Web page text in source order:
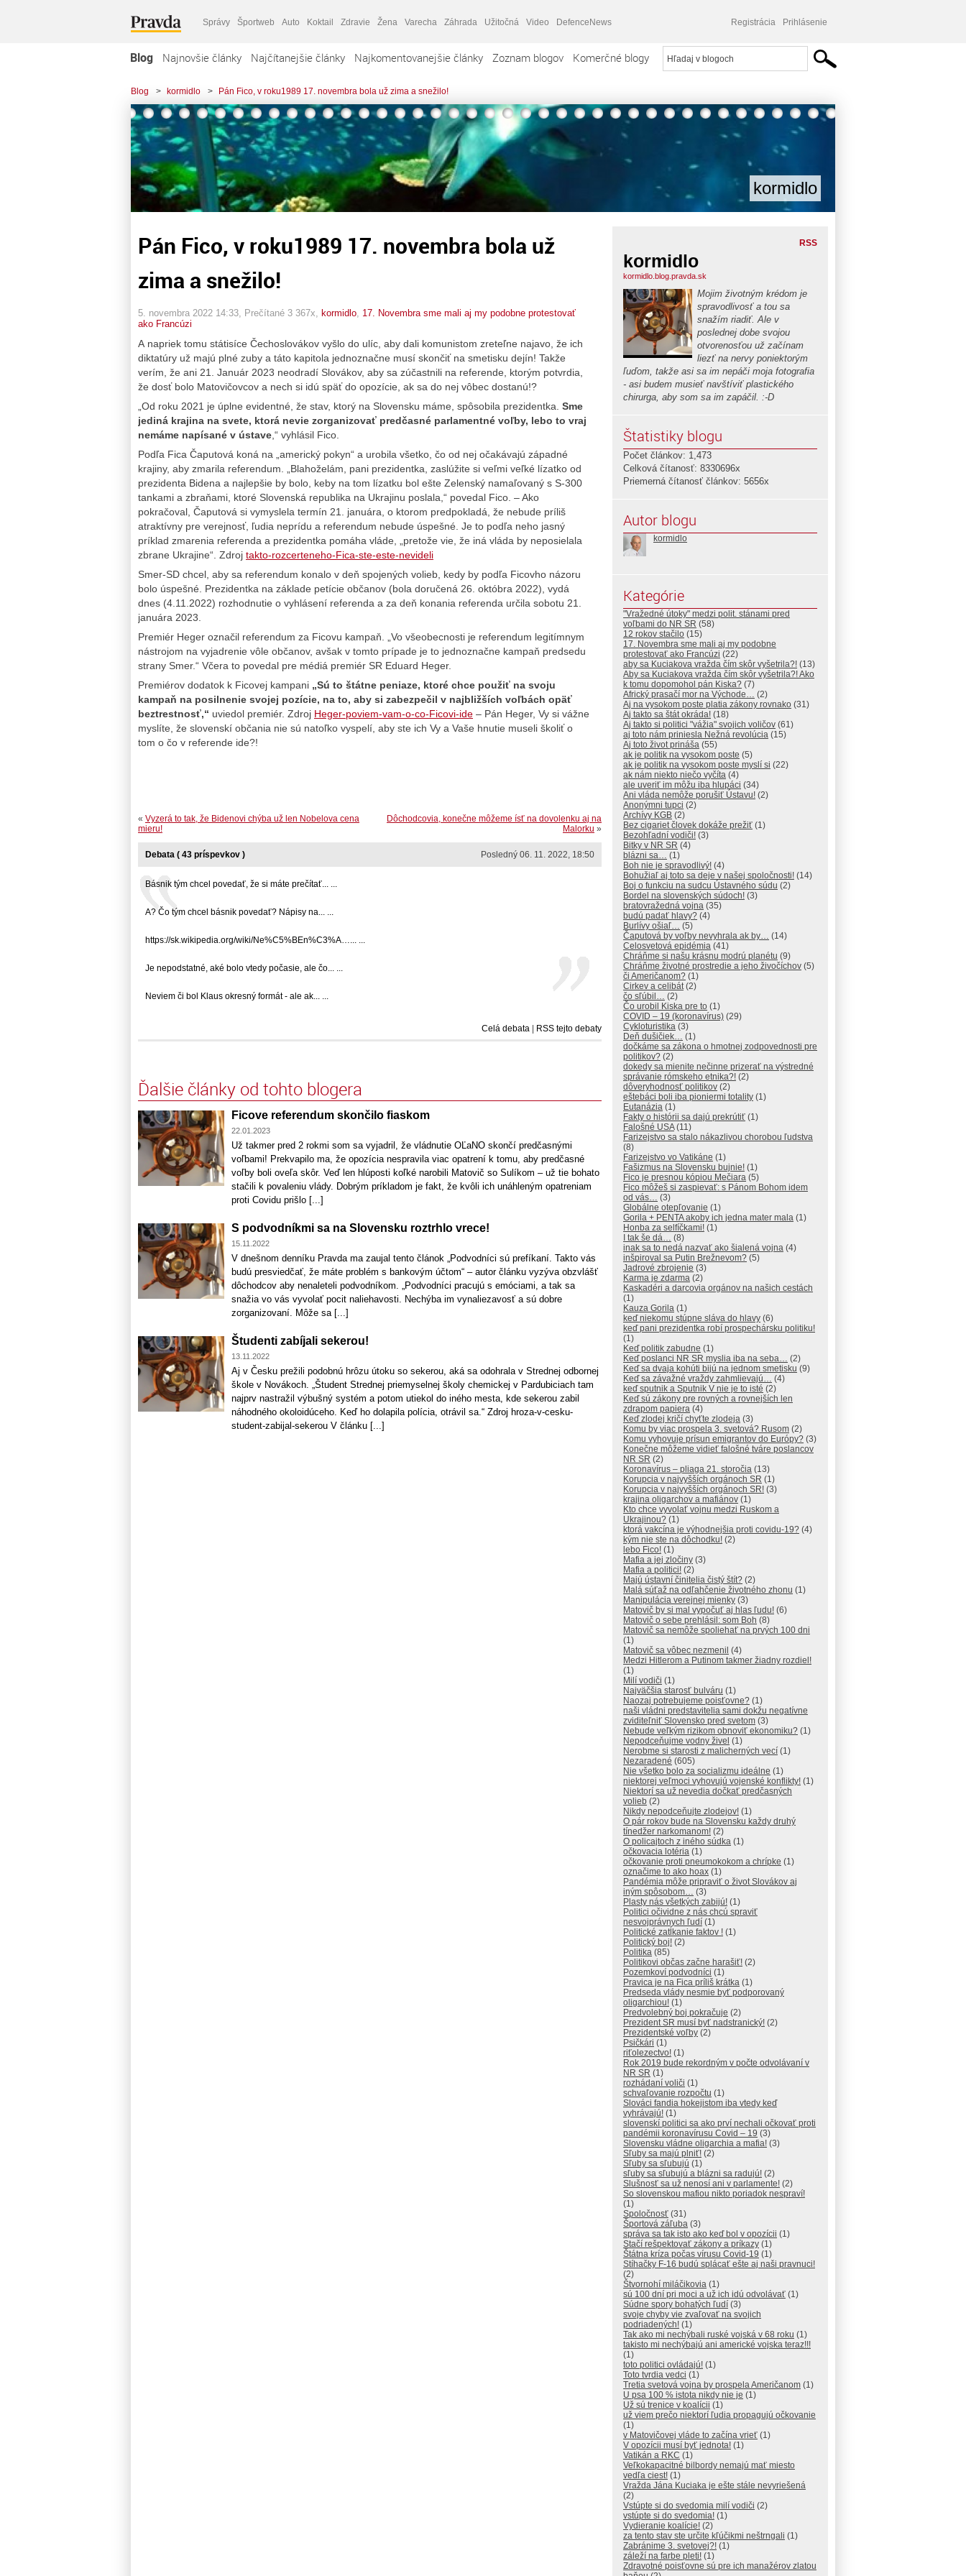
Správy Športweb Auto Koktail Zdravie Žena Varecha Záhrada Užitočná Video DefenceNews Registrácia Prihlásenie
Blog Najnovšie články Najčítanejšie články Najkomentovanejšie články Zoznam blogov Komerčné blogy
Blog > kormidlo > Pán Fico, v roku1989 17. novembra bola už zima a snežilo!
kormidlo
Pán Fico, v roku1989 17. novembra bola už
zima a snežilo!
5. novembra 2022 14:33 , Prečítané 3 367x, kormidlo 17. Novembra sme mali aj my podobne protestovať
ako Francúzi
A napriek tomu státisíce Čechoslovákov vyšlo do ulíc, aby dali komunistom zreteľne najavo, že ich
diktatúry už majú plné zuby a táto kapitola jednoznačne musí skončiť na smetisku dejín! Takže
verím, že ani 21. Január 2023 neodradí Slovákov, aby sa zúčastnili na referende, ktorým potvrdia,
že dosť bolo Matovičovcov a nech si idú späť do opozície, ak sa do nej vôbec dostanú!?
„Od roku 2021 je úplne evidentné, že stav, ktorý na Slovensku máme, spôsobila prezidentka. Sme
jediná krajina na svete, ktorá nevie zorganizovať predčasné parlamentné voľby, lebo to vraj
nemáme napísané v ústave ,“ vyhlásil Fico.
Podľa Fica Čaputová koná na „americký pokyn“ a urobila všetko, čo od nej očakávajú západné
krajiny, aby zmarila referendum. „Blahoželám, pani prezidentka, zaslúžite si veľmi veľké lízatko od
prezidenta Bidena a najlepšie by bolo, keby na tom lízatku bol ešte Zelenský namaľovaný s S-300
tankami a zbraňami, ktoré Slovenská republika na Ukrajinu poslala,“ povedal Fico. – Ako
pokračoval, Čaputová si vymyslela termín 21. januára, o ktorom predpokladá, že nebude príliš
atraktívny pre verejnosť, ľudia neprídu a referendum nebude úspešné. Je to podľa neho jasný
príklad zmarenia referenda a prezidentka pomáha vláde, „pretože vie, že iná vláda by neposielala
zbrane Ukrajine“. Zdroj takto-rozcerteneho-Fica-ste-este-nevideli
Smer-SD chcel, aby sa referendum konalo v deň spojených volieb, kedy by podľa Ficovho názoru
bolo úspešné. Prezidentka na základe petície občanov (bola doručená 26. októbra 2022), vydá
dnes (4.11.2022) rozhodnutie o vyhlásení referenda a za deň konania referenda určila sobotu 21.
januára 2023.
Premiér Heger označil referendum za Ficovu kampaň. „Vo všeobecnosti je referendum legitímnym
nástrojom na vyjadrenie vôle občanov, avšak v tomto prípade je to jednoznačne kampaň predsedu
strany Smer.“ Včera to povedal pre médiá premiér SR Eduard Heger.
Premiérov dodatok k Ficovej kampani „Sú to štátne peniaze, ktoré chce použiť na svoju
kampaň na posilnenie svojej pozície, na to, aby si zabezpečil v najbližších voľbách opäť
beztrestnosť,“ uviedol premiér. Zdroj Heger-poviem-vam-o-co-Ficovi-ide – Pán Heger, Vy si vážne
myslíte, že slovenskí občania nie sú natoľko vyspelí, aby ste ich Vy a Vaše hnutie museli školiť o
tom o čo v referende ide?!
Dôchodcovia, konečne môžeme ísť na dovolenku aj na
Malorku »
« Vyzerá to tak, že Bidenovi chýba už len Nobelova cena
mieru!
Posledný 06. 11. 2022, 18:50
Debata ( 43 príspevkov )
Básnik tým chcel povedať, že si máte prečítať... ...
A? Čo tým chcel básnik povedať? Nápisy na... ...
https://sk.wikipedia.org/wiki/Ne%C5%BEn%C3%A…... ...
Je nepodstatné, aké bolo vtedy počasie, ale čo... ...
Neviem či bol Klaus okresný formát - ale ak... ...
Celá debata RSS tejto debaty
Ďalšie články od tohto blogera
Ficove referendum skončilo fiaskom
22.01.2023
Už takmer pred 2 rokmi som sa vyjadril, že vládnutie OĽaNO skončí predčasnými
voľbami! Prekvapilo ma, že opozícia nespravila viac opatrení k tomu, aby predčasné
voľby boli oveľa skôr. Veď len hlúposti koľké narobili Matovič so Sulíkom – už tie bohato
stačili k povaleniu vlády. Dobrým príkladom je fakt, že kvôli ich unáhleným opatreniam
proti Covidu prišlo [...]
S podvodníkmi sa na Slovensku roztrhlo vrece!
15.11.2022
V dnešnom denníku Pravda ma zaujal tento článok „Podvodníci sú prefíkaní. Takto vás
budú presviedčať, že máte problém s bankovým účtom“ – autor článku vyzýva obzvlášť
dôchodcov aby nenaleteli podvodníkom. „Podvodníci pracujú s emóciami, a tak sa
snažia vo vás vyvolať pocit naliehavosti. Nechýba im vynaliezavosť a sú dobre
zorganizovaní. Môže sa [...]
Študenti zabíjali sekerou!
13.11.2022
Aj v Česku prežili podobnú hrôzu útoku so sekerou, aká sa odohrala v Strednej odbornej
škole v Novákoch. „Študent Strednej priemyselnej školy chemickej v Pardubiciach tam
najprv nastražil výbušný systém a potom utiekol do iného mesta, kde sekerou zabil
náhodného okoloidúceho. Keď ho dolapila polícia, otrávil sa.“ Zdroj hroza-v-cesku-
student-zabijal-sekerou V článku [...]
RSS
kormidlo
kormidlo.blog.pravda.sk
Mojim životným krédom je
spravodlivosť a tou sa
snažím riadiť. Ale v
poslednej dobe svojou
otvorenosťou už začínam
liezť na nervy poniektorým
ľuďom, takže asi sa im nepáči moja fotografia
- asi budem musieť navštíviť plastického
chirurga, aby som sa im zapáčil. :-D
Štatistiky blogu
Počet článkov: 1,473
Celková čítanosť: 8330696x
Priemerná čítanosť článkov: 5656x
Autor blogu
kormidlo
Kategórie
"Vražedné útoky" medzi polit. stánami pred
voľbami do NR SR (58)
12 rokov stačilo (15)
17. Novembra sme mali aj my podobne
protestovať ako Francúzi (22)
aby sa Kuciakova vražda čím skôr vyšetrila?! (13)
Aby sa Kuciakova vražda čím skôr vyšetrila?! Ako
k tomu dopomohol pán Kiska? (7)
Africký prasačí mor na Východe… (2)
Aj na vysokom poste platia zákony rovnako (31)
Aj takto sa štát okráda! (18)
Aj takto si politici "vážia" svojich voličov (61)
aj toto nám priniesla Nežná revolúcia (15)
Aj toto život prináša (55)
ak je politik na vysokom poste (5)
ak je politik na vysokom poste myslí si (22)
ak nám niekto niečo vyčíta (4)
ale uveriť im môžu iba hlupáci (34)
Ani vláda nemôže porušiť Ústavu! (2)
Anonýmni tupci (2)
Archívy KGB (2)
Bez cigariet človek dokáže prežiť (1)
Bezohľadní vodiči! (3)
Bitky v NR SR (4)
blázni sa… (1)
Boh nie je spravodlivý! (4)
Bohužiaľ aj toto sa deje v našej spoločnosti! (14)
Boj o funkciu na sudcu Ústavného súdu (2)
Bordel na slovenských súdoch! (3)
bratovražedná vojna (35)
budú padať hlavy? (4)
Burlívy ošiaľ… (5)
Čaputová by voľby nevyhrala ak by… (14)
Celosvetová epidémia (41)
Chráňme si našu krásnu modrú planétu (9)
Chráňme životné prostredie a jeho živočíchov (5)
či Američanom? (1)
Cirkev a celibát(2)
čo sľúbil… (2)
Čo urobil Kiska pre to (1)
COVID – 19 (koronavírus) (29)
Cykloturistika (3)
Deň dušičiek… (1)
dočkáme sa zákona o hmotnej zodpovednosti pre
politikov? (2)
dokedy sa mienite nečinne prizerať na výstredné
správanie rómskeho etnika?! (2)
dôveryhodnosť politikov (2)
eštebáci boli iba pioniermi totality (1)
Eutanázia (1)
Fakty o histórii sa dajú prekrútiť (1)
Falošné USA(11)
Farizejstvo sa stalo nákazlivou chorobou ľudstva
(8)
Farizejstvo vo Vatikáne (1)
Fašizmus na Slovensku bujnie! (1)
Fico je presnou kópiou Mečiara (5)
Fico môžeš si zaspievať: s Pánom Bohom idem
od vás… (3)
Globálne otepľovanie (1)
Gorila + PENTA akoby ich jedna mater mala (1)
Honba za selfíčkami! (1)
I tak še dá… (8)
inak sa to nedá nazvať ako šialená vojna (4)
inšpiroval sa Putin Brežnevom? (5)
Jadrové zbrojenie (3)
Karma je zdarma (2)
Kaskadéri a darcovia orgánov na našich cestách
(1)
Kauza Gorila (1)
keď niekomu stúpne sláva do hlavy (6)
keď pani prezidentka robí prospechársku politiku!
(1)
Keď politik zabudne (1)
Keď poslanci NR SR myslia iba na seba… (2)
Keď sa dvaja kohúti bijú na jednom smetisku (9)
Keď sa závažné vraždy zahmlievajú… (4)
keď sputnik a Sputnik V nie je to isté (2)
Keď sú zákony pre rovných a rovnejších len
zdrapom papiera (4)
Keď zlodej kričí chyťte zlodeja (3)
Komu by viac prospela 3. svetová? Rusom (2)
Komu vyhovuje prísun emigrantov do Európy? (3)
Konečne môžeme vidieť falošné tváre poslancov
NR SR (2)
Koronavírus – pliaga 21. storočia (13)
Korupcia v najvyšších orgánoch SR (1)
Korupcia v najvyšších orgánoch SR! (3)
krajina oligarchov a mafiánov (1)
Kto chce vyvolať vojnu medzi Ruskom a
Ukrajinou? (1)
ktorá vakcína je výhodnejšia proti covidu-19? (4)
kým nie ste na dôchodku! (2)
lebo Fico! (1)
Mafia a jej zločiny (3)
Mafia a politici! (2)
Majú ústavní činitelia čistý štít? (2)
Malá súťaž na odľahčenie životného zhonu (1)
Manipulácia verejnej mienky (3)
Matovič by si mal vypočuť aj hlas ľudu! (6)
Matovič o sebe prehlásil: som Boh (8)
Matovič sa nemôže spoliehať na prvých 100 dni
(1)
Matovič sa vôbec nezmenil (4)
Medzi Hitlerom a Putinom takmer žiadny rozdiel!
(1)
Milí vodiči (1)
Najväčšia starosť bulváru (1)
Naozaj potrebujeme poisťovne? (1)
naši vládni predstavitelia sami dokžu negatívne
zviditeľniť Slovensko pred svetom (3)
Nebude veľkým rizikom obnoviť ekonomiku? (1)
Nepodceňujme vodny živel (1)
Nerobme si starosti z malicherných vecí (1)
Nezaradené (605)
Nie všetko bolo za socializmu ideálne (1)
niektorej veľmoci vyhovujú vojenské konflikty! (1)
Niektorí sa už nevedia dočkať predčasných
volieb (2)
Nikdy nepodceňujte zlodejov! (1)
O pár rokov bude na Slovensku každy druhý
tínedžer narkomanom! (2)
O policajtoch z iného súdka (1)
očkovacia lotéria (1)
očkovanie proti pneumokokom a chrípke (1)
označime to ako hoax (1)
Pandémia môže pripraviť o život Slovákov aj
iným spôsobom… (3)
Plasty nás všetkých zabijú! (1)
Politici očividne z nás chcú spraviť
nesvojprávnych ľudí (1)
Politické zatĺkanie faktov ! (1)
Politický boj! (2)
Politika (85)
Politikovi občas začne harašiť! (2)
Pozemkoví podvodníci (1)
Pravica je na Fica príliš krátka (1)
Predseda vlády nesmie byť podporovaný
oligarchiou! (1)
Predvolebný boj pokračuje (2)
Prezident SR musí byť nadstranický! (2)
Prezidentské voľby (2)
Psičkári (1)
riťolezectvo! (1)
Rok 2019 bude rekordným v počte odvolávaní v
NR SR (1)
rozhádaní voliči (1)
schvaľovanie rozpočtu (1)
Slováci fandia hokejistom iba vtedy keď
vyhrávajú! (1)
slovenskí politici sa ako prví nechali očkovať proti
pandémii koronavírusu Covid – 19 (3)
Slovensku vládne oligarchia a mafia! (3)
Sľuby sa majú plniť! (2)
Sľuby sa sľubujú (1)
sľuby sa sľubujú a blázni sa radujú! (2)
Slušnosť sa už nenosí ani v parlamente! (2)
So slovenskou mafiou nikto poriadok nespraví!
(1)
Spoločnosť (31)
Športová záľuba (3)
správa sa tak isto ako keď bol v opozícii (1)
Stačí rešpektovať zákony a príkazy (1)
Štátna kríza počas vírusu Covid-19 (1)
Stíhačky F-16 budú splácať ešte aj naši pravnuci!
(2)
Štvornohí miláčikovia (1)
sú 100 dní pri moci a už ich idú odvolávať (1)
Súdne spory bohatých ľudí (3)
svoje chyby vie zvaľovať na svojich
podriadených! (1)
Tak ako mi nechýbali ruské vojská v 68 roku (1)
takisto mi nechýbajú ani americké vojska teraz!!!
(1)
toto politici ovládajú! (1)
Toto tvrdia vedci (1)
Tretia svetová vojna by prospela Američanom (1)
U psa 100 % istota nikdy nie je (1)
Už sú trenice v koalícii (1)
už viem prečo niektorí ľudia propagujú očkovanie
(1)
v Matovičovej vláde to začína vrieť (1)
V opozícii musí byť jednota! (1)
Vatikán a RKC (1)
Veľkokapacitné bilbordy nemajú mať miesto
vedľa ciest! (1)
Vražda Jána Kuciaka je ešte stále nevyriešená
(2)
Vstúpte si do svedomia milí vodiči (2)
vstúpte si do svedomia! (1)
Vydieranie koalície! (2)
za tento stav ste určite kľúčikmi neštrngali (1)
Zabránime 3. svetovej?! (1)
záleží na farbe pleti! (1)
Zdravotné poisťovne sú pre ich manažérov zlatou